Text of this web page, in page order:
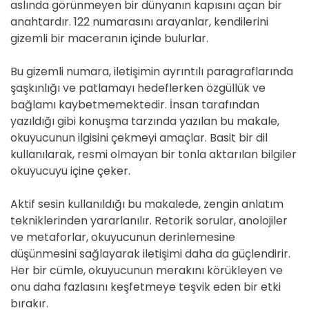
aslında görünmeyen bir dünyanın kapısını açan bir
anahtardır. 122 numarasını arayanlar, kendilerini
gizemli bir maceranın içinde bulurlar.
Bu gizemli numara, iletişimin ayrıntılı paragraflarında
şaşkınlığı ve patlamayı hedeflerken özgüllük ve
bağlamı kaybetmemektedir. İnsan tarafından
yazıldığı gibi konuşma tarzında yazılan bu makale,
okuyucunun ilgisini çekmeyi amaçlar. Basit bir dil
kullanılarak, resmi olmayan bir tonla aktarılan bilgiler
okuyucuyu içine çeker.
Aktif sesin kullanıldığı bu makalede, zengin anlatım
tekniklerinden yararlanılır. Retorik sorular, anolojiler
ve metaforlar, okuyucunun derinlemesine
düşünmesini sağlayarak iletişimi daha da güçlendirir.
Her bir cümle, okuyucunun merakını körükleyen ve
onu daha fazlasını keşfetmeye teşvik eden bir etki
bırakır.